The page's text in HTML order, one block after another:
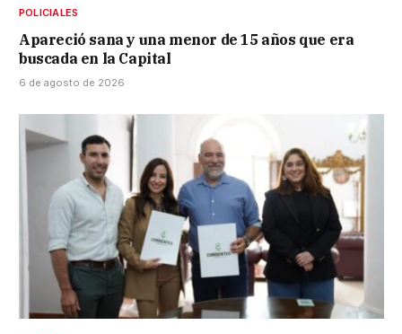
POLICIALES
Apareció sana y una menor de 15 años que era
buscada en la Capital
6 de agosto de 2026